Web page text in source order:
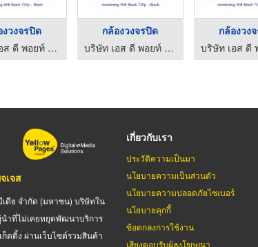
งวงจรปิด
บริษัท เอส ดี พอยท์ จำกัด
กล้องวงจรปิด
บริษัท เอส ดี พอยท์ จำกัด
กล้องวง
เจส
เดีย จำกัด (มหาชน) บริษัทใน
นำที่ไม่เคยหยุดพัฒนาบริการ
ตติ้ง ผ่านเว็บไซต์รวมสินค้า
เกี่ยวกับเรา
ประวัติความเป็นมา
นโยบายความเป็นส่วนตัว
นโยบายความปลอดภัยไซเบอร์
นโยบายคุกกี้
ข้อตกลงการใช้งาน
เสียงตอบรับผู้ลงโฆษณา